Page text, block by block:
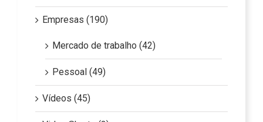
Empresas (190)
Pessoal (49)
Vídeos (45)
Video Shorts (2)